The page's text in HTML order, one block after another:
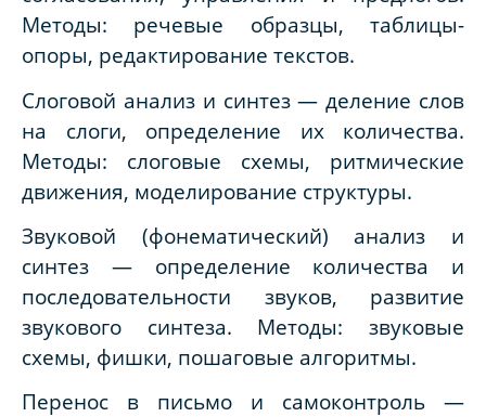
Методы: речевые образцы, таблицы-
опоры, редактирование текстов.
Слоговой анализ и синтез — деление слов
на слоги, определение их количества.
Методы: слоговые схемы, ритмические
движения, моделирование структуры.
Звуковой (фонематический) анализ и
синтез — определение количества и
последовательности звуков, развитие
звукового синтеза. Методы: звуковые
схемы, фишки, пошаговые алгоритмы.
Перенос в письмо и самоконтроль —